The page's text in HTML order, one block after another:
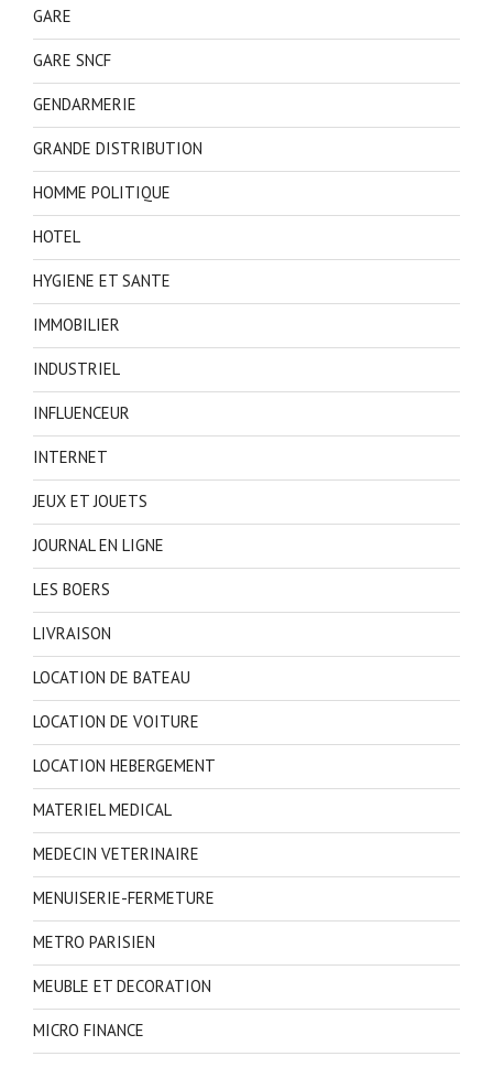
GARE
GARE SNCF
GENDARMERIE
GRANDE DISTRIBUTION
HOMME POLITIQUE
HOTEL
HYGIENE ET SANTE
IMMOBILIER
INDUSTRIEL
INFLUENCEUR
INTERNET
JEUX ET JOUETS
JOURNAL EN LIGNE
LES BOERS
LIVRAISON
LOCATION DE BATEAU
LOCATION DE VOITURE
LOCATION HEBERGEMENT
MATERIEL MEDICAL
MEDECIN VETERINAIRE
MENUISERIE-FERMETURE
METRO PARISIEN
MEUBLE ET DECORATION
MICRO FINANCE